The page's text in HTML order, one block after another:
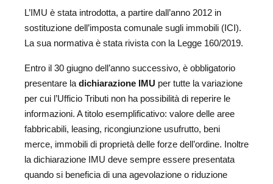
L’IMU è stata introdotta, a partire dall’anno 2012 in
sostituzione dell’imposta comunale sugli immobili (ICI).
La sua normativa è stata rivista con la Legge 160/2019.
Entro il 30 giugno dell’anno successivo, è obbligatorio
presentare la dichiarazione IMU per tutte la variazione
per cui l’Ufficio Tributi non ha possibilità di reperire le
informazioni. A titolo esemplificativo: valore delle aree
fabbricabili, leasing, ricongiunzione usufrutto, beni
merce, immobili di proprietà delle forze dell’ordine. Inoltre
la dichiarazione IMU deve sempre essere presentata
quando si beneficia di una agevolazione o riduzione